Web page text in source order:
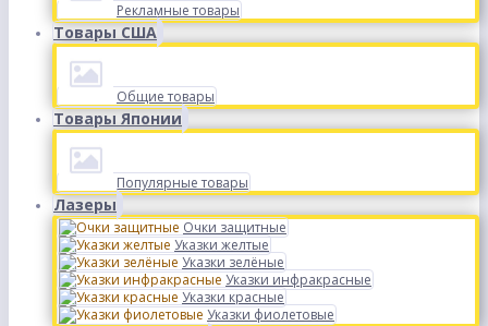
Рекламные товары
Товары США
Общие товары
Товары Японии
Популярные товары
Лазеры
Очки защитные
Указки желтые
Указки зелёные
Указки инфракрасные
Указки красные
Указки фиолетовые